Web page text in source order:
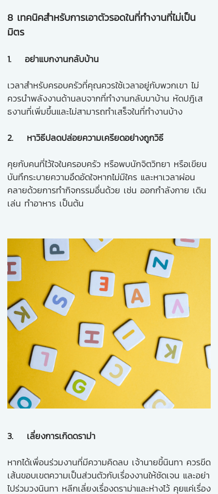
8 เทคนิคสำหรับการเอาตัวรอดในที่ทำงานที่ไม่เป็น
มิตร
1. อย่าแบกงานกลับบ้าน
เวลาสำหรับครอบครัวที่คุณควรใช้เวลาอยู่กับพวกเขา ไม่
ควรนำพลังงานด้านลบจากที่ทำงานกลับมาบ้าน หัดปฎิเส
ธงานที่เพิ่มขึ้นและไม่สามารถทำเสร็จในที่ทำงานบ้าง
2. หาวิธีปลดปล่อยความเครียดอย่างถูกวิธี
คุยกับคนที่ไว้ใจในครอบครัว หรือพบนักจิตวิทยา หรือเขียน
บันทึกระบายความอึดอัดใจหากไม่มีใคร และหาเวลาผ่อน
คลายด้วยการทำกิจกรรมอื่นด้วย เช่น ออกกำลังกาย เดิน
เล่น ทำอาหาร เป็นต้น
3. เลี่ยงการเกิดดราม่า
หากได้เพื่อนร่วมงานที่มีความคิดลบ เจ้านายขี้นินทา ควรขีด
เส้นขอบเขตความเป็นส่วนตัวกับเรื่องงานให้ชัดเจน และอย่า
ไปร่วมวงนินทา หลีกเลี่ยงเรื่องดราม่าและห่างไว้ คุยแค่เรื่อง